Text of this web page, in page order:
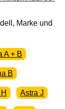
Marke und
A + B
B
Astra J